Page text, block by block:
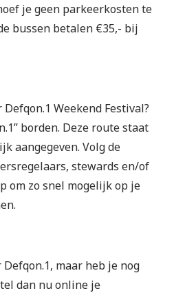
je geen parkeerkosten te
bussen betalen €35,- bij
Weekend Festival?
borden. Deze route staat
aangegeven. Volg de
stewards en/of
om zo snel mogelijk op je
maar heb je nog
dan nu online je